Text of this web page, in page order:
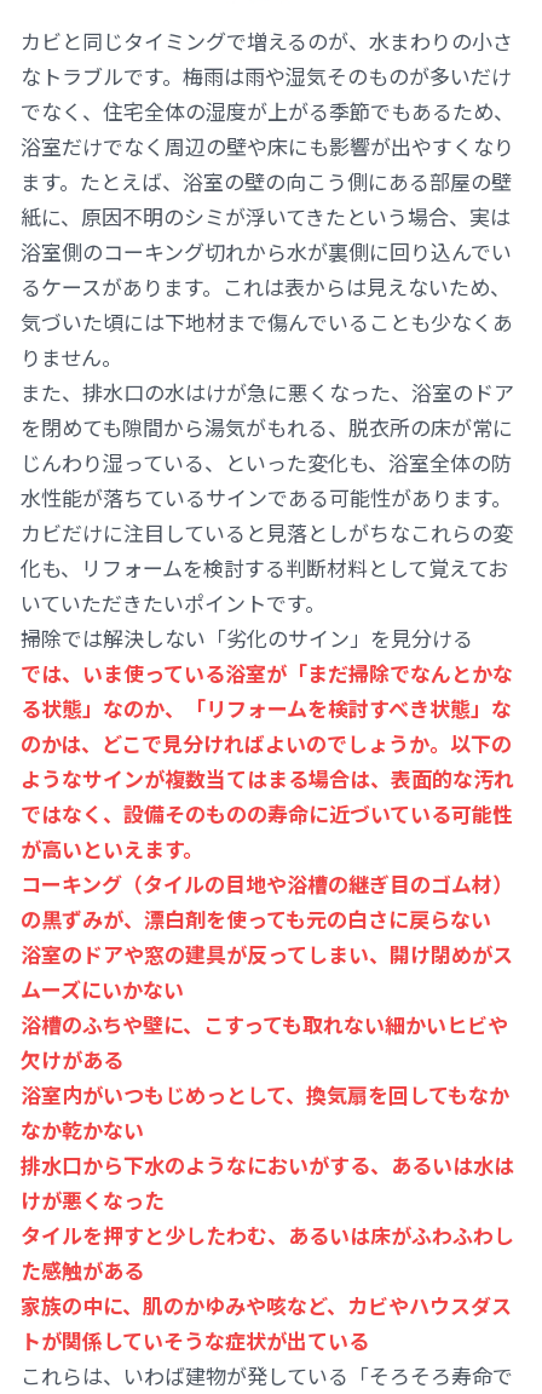
カビと同じタイミングで増えるのが、水まわりの小さ
なトラブルです。梅雨は雨や湿気そのものが多いだけ
でなく、住宅全体の湿度が上がる季節でもあるため、
浴室だけでなく周辺の壁や床にも影響が出やすくなり
ます。たとえば、浴室の壁の向こう側にある部屋の壁
紙に、原因不明のシミが浮いてきたという場合、実は
浴室側のコーキング切れから水が裏側に回り込んでい
るケースがあります。これは表からは見えないため、
気づいた頃には下地材まで傷んでいることも少なくあ
りません。
また、排水口の水はけが急に悪くなった、浴室のドア
を閉めても隙間から湯気がもれる、脱衣所の床が常に
じんわり湿っている、といった変化も、浴室全体の防
水性能が落ちているサインである可能性があります。
カビだけに注目していると見落としがちなこれらの変
化も、リフォームを検討する判断材料として覚えてお
いていただきたいポイントです。
掃除では解決しない「劣化のサイン」を見分ける
では、いま使っている浴室が「まだ掃除でなんとかな
る状態」なのか、「リフォームを検討すべき状態」な
のかは、どこで見分ければよいのでしょうか。以下の
ようなサインが複数当てはまる場合は、表面的な汚れ
ではなく、設備そのものの寿命に近づいている可能性
が高いといえます。
コーキング（タイルの目地や浴槽の継ぎ目のゴム材）
の黒ずみが、漂白剤を使っても元の白さに戻らない
浴室のドアや窓の建具が反ってしまい、開け閉めがス
ムーズにいかない
浴槽のふちや壁に、こすっても取れない細かいヒビや
欠けがある
浴室内がいつもじめっとして、換気扇を回してもなか
なか乾かない
排水口から下水のようなにおいがする、あるいは水は
けが悪くなった
タイルを押すと少したわむ、あるいは床がふわふわし
た感触がある
家族の中に、肌のかゆみや咳など、カビやハウスダス
トが関係していそうな症状が出ている
これらは、いわば建物が発している「そろそろ寿命で